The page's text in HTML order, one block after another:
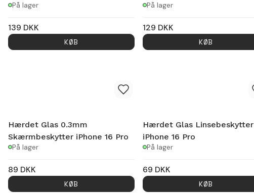
På lager
139 DKK
KØB
På lager
129 DKK
KØB
Hærdet Glas 0.3mm
Skærmbeskytter iPhone 16 Pro
På lager
89 DKK
KØB
Hærdet Glas Linsebeskytter
iPhone 16 Pro
På lager
69 DKK
KØB